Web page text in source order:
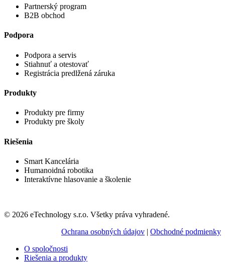
Partnerský program
B2B obchod
Podpora
Podpora a servis
Stiahnuť a otestovať
Registrácia predlžená záruka
Produkty
Produkty pre firmy
Produkty pre školy
Riešenia
Smart Kancelária
Humanoidná robotika
Interaktívne hlasovanie a školenie
© 2026 eTechnology s.r.o. Všetky práva vyhradené.
Ochrana osobných údajov | Obchodné podmienky
O spoločnosti
Riešenia a produkty